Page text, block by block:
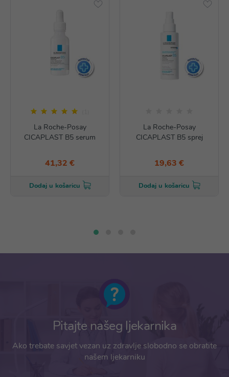
La Roche-Posay
CICAPLAST B5 serum
41,32 €
Dodaj u košaricu
La Roche-Posay
CICAPLAST B5 sprej
19,63 €
Dodaj u košaricu
Pitajte našeg ljekarnika
Ako trebate savjet vezan uz zdravlje slobodno se obratite
našem ljekarniku